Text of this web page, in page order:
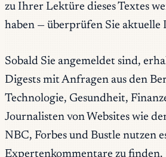
zu Ihrer Lektüre dieses Textes
haben — überprüfen Sie
Sobald Sie angemeldet sind,
Digests mit Anfragen aus den
Technologie, Gesundheit,
Journalisten von Websites wie
NBC, Forbes und Bustle nutzen
Expertenkommentare zu finden.